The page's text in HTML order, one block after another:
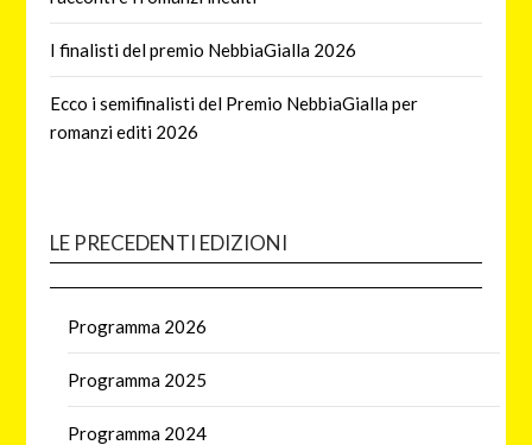
I finalisti del premio NebbiaGialla 2026
Ecco i semifinalisti del Premio NebbiaGialla per
romanzi editi 2026
LE PRECEDENTI EDIZIONI
Programma 2026
Programma 2025
Programma 2024